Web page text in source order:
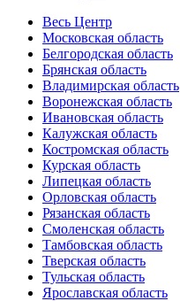
Весь Центр
Московская область
Белгородская область
Брянская область
Владимирская область
Воронежская область
Ивановская область
Калужская область
Костромская область
Курская область
Липецкая область
Орловская область
Рязанская область
Смоленская область
Тамбовская область
Тверская область
Тульская область
Ярославская область